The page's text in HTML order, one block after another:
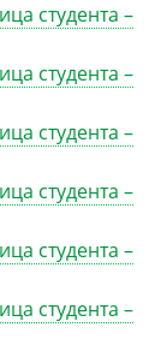
студента –
студента –
студента –
студента –
студента –
студента –